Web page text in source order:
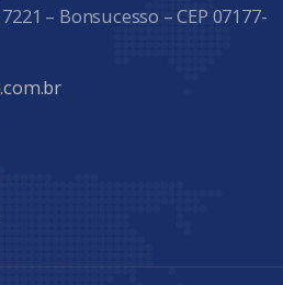
– Bonsucesso – CEP 07177-